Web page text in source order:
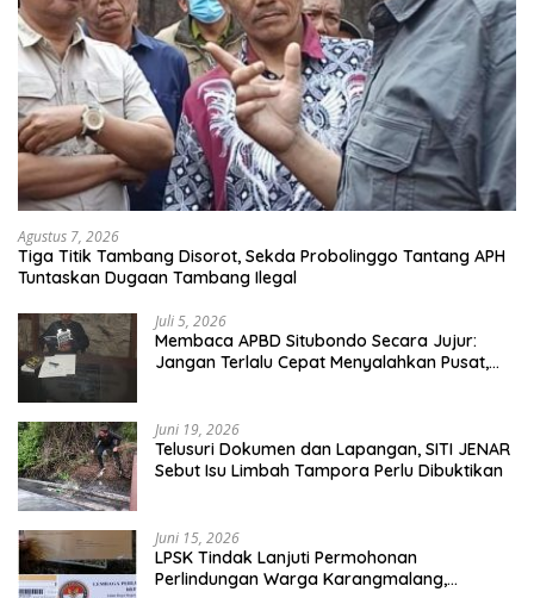
Agustus 7, 2026
Tiga Titik Tambang Disorot, Sekda Probolinggo Tantang APH
Tuntaskan Dugaan Tambang Ilegal
Juli 5, 2026
Membaca APBD Situbondo Secara Jujur:
Jangan Terlalu Cepat Menyalahkan Pusat,
Juni 19, 2026
Telusuri Dokumen dan Lapangan, SITI JENAR
Sebut Isu Limbah Tampora Perlu Dibuktikan
Juni 15, 2026
LPSK Tindak Lanjuti Permohonan
Perlindungan Warga Karangmalang,